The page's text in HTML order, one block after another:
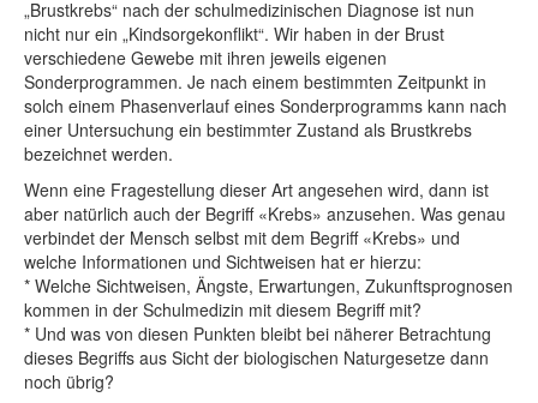
„Brustkrebs“ nach der schulmedizinischen Diagnose ist nun
nicht nur ein „Kindsorgekonflikt“. Wir haben in der Brust
verschiedene Gewebe mit ihren jeweils eigenen
Sonderprogrammen. Je nach einem bestimmten Zeitpunkt in
solch einem Phasenverlauf eines Sonderprogramms kann nach
einer Untersuchung ein bestimmter Zustand als Brustkrebs
bezeichnet werden.
Wenn eine Fragestellung dieser Art angesehen wird, dann ist
aber natürlich auch der Begriff «Krebs» anzusehen. Was genau
verbindet der Mensch selbst mit dem Begriff «Krebs» und
welche Informationen und Sichtweisen hat er hierzu:
* Welche Sichtweisen, Ängste, Erwartungen, Zukunftsprognosen
kommen in der Schulmedizin mit diesem Begriff mit?
* Und was von diesen Punkten bleibt bei näherer Betrachtung
dieses Begriffs aus Sicht der biologischen Naturgesetze dann
noch übrig?